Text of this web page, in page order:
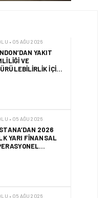
YARI FINANSAL
SABIHA
PAZAR PAYI
FINANSAL
NASIL